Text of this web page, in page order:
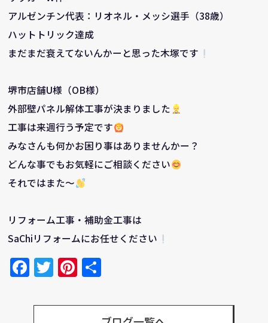
アルゼンチン代表：リオネル・メッシ選手（38歳）
ハットトリック達成
まだまだ衰えてないんかーと思った木塚です
堺市店舗U様（OB様）
外部壁パネル解体工事が決まりました
工事は来週行う予定です
みなさんも何かお困り事はありませんかー？
どんな事でもお気軽にご相談ください
それではまた～
リフォーム工事・補助金工事は
SaChiリフォームにお任せください
Facebook
TwitterPinterest